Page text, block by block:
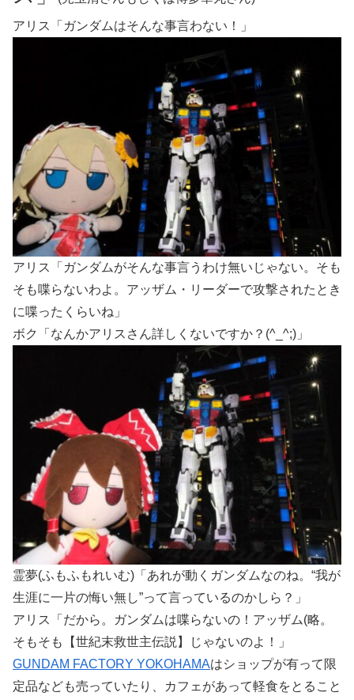
アリス「ガンダムはそんな事言わない！」
アリス「ガンダムがそんな事言うわけ無いじゃない。そも
そも喋らないわよ。アッザム・リーダーで攻撃されたとき
に喋ったくらいね」
ボク「なんかアリスさん詳しくないですか？(^_^;)」
霊夢(ふもふもれいむ)「あれが動くガンダムなのね。“我が
生涯に一片の悔い無し”って言っているのかしら？」
アリス「だから。ガンダムは喋らないの！アッザム(略。
そもそも【世紀末救世主伝説】じゃないのよ！」
GUNDAM FACTORY YOKOHAMAはショップが有って限
定品なども売っていたり、カフェがあって軽食をとること